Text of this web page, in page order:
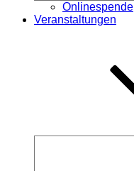
Onlinespende
Veranstaltungen